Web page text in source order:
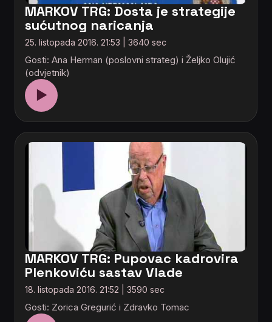
MARKOV TRG: Dosta je strategije
sućutnog naricanja
25. listopada 2016. 21:53 | 3640 sec
Gosti: Ana Herman (poslovni strateg) i Željko Olujić
(odvjetnik)
▶
MARKOV TRG: Pupovac kadrovira
Plenkoviću sastav Vlade
18. listopada 2016. 21:52 | 3590 sec
Gosti: Zorica Gregurić i Zdravko Tomac